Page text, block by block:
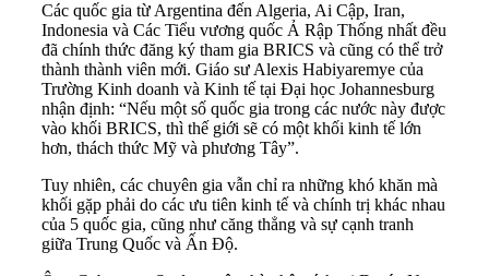
Các quốc gia từ Argentina đến Algeria, Ai Cập, Iran,
Indonesia và Các Tiểu vương quốc Ả Rập Thống nhất đều
đã chính thức đăng ký tham gia BRICS và cũng có thể trở
thành thành viên mới. Giáo sư Alexis Habiyaremye của
Trường Kinh doanh và Kinh tế tại Đại học Johannesburg
nhận định: “Nếu một số quốc gia trong các nước này được
vào khối BRICS, thì thế giới sẽ có một khối kinh tế lớn
hơn, thách thức Mỹ và phương Tây”.
Tuy nhiên, các chuyên gia vẫn chỉ ra những khó khăn mà
khối gặp phải do các ưu tiên kinh tế và chính trị khác nhau
của 5 quốc gia, cũng như căng thẳng và sự cạnh tranh
giữa Trung Quốc và Ấn Độ.